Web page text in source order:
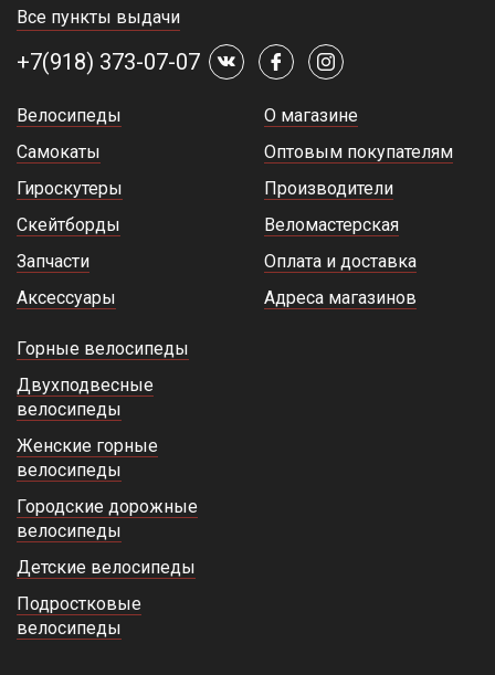
Все пункты выдачи
+7(918) 373-07-07
Велосипеды
Самокаты
Гироскутеры
Скейтборды
Запчасти
Аксессуары
О магазине
Оптовым покупателям
Производители
Веломастерская
Оплата и доставка
Адреса магазинов
Горные велосипеды
Двухподвесные
велосипеды
Женские горные
велосипеды
Городские дорожные
велосипеды
Детские велосипеды
Подростковые
велосипеды